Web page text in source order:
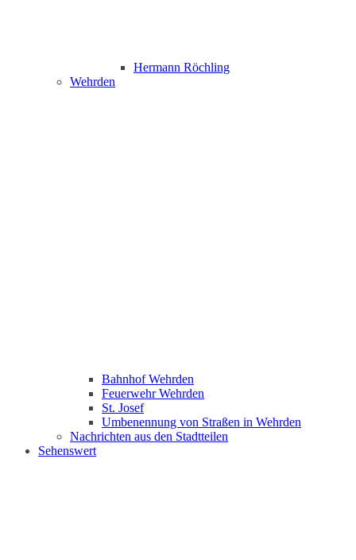
Hermann Röchling
Wehrden
Bahnhof Wehrden
Feuerwehr Wehrden
St. Josef
Umbenennung von Straßen in Wehrden
Nachrichten aus den Stadtteilen
Sehenswert